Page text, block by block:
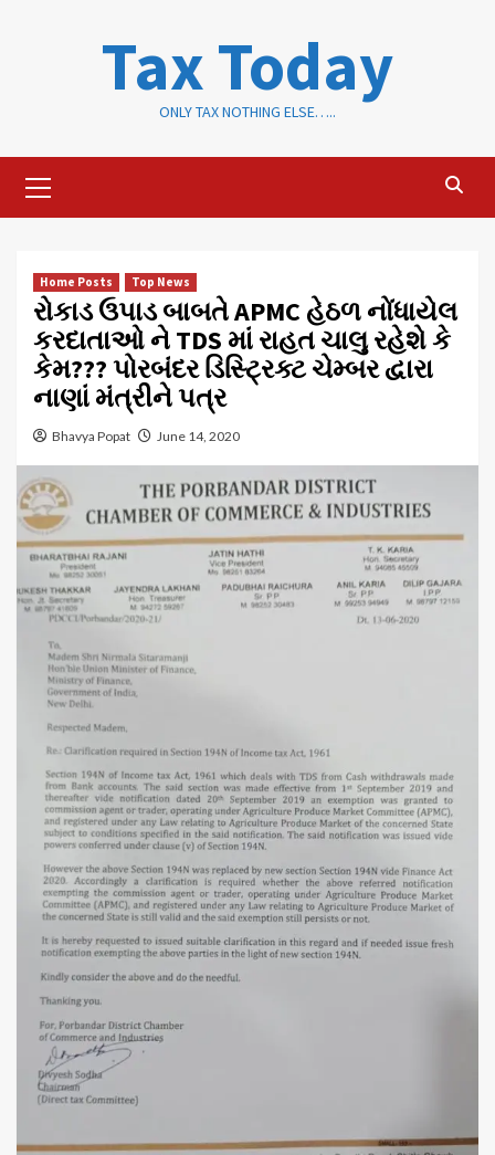
Tax Today
ONLY TAX NOTHING ELSE…..
Menu
Home Posts Top News
રોકાડ ઉપાડ બાબતે APMC હેઠળ નોંધાયેલ
કરદાતાઓ ને TDS માં રાહત ચાલુ રહેશે કે
કેમ??? પોરબંદર ડિસ્ટ્રિક્ટ ચેમ્બર દ્વારા
નાણાં મંત્રીને પત્ર
Bhavya Popat June 14, 2020